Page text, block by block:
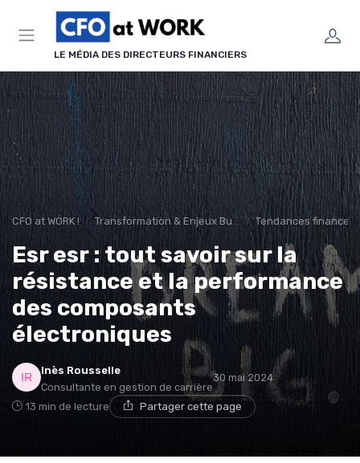
LE MÉDIA DES DIRECTEURS FINANCIERS
CFO at WORK ! Transformation & Enjeux Business Tendances finance
Esr esr : tout savoir sur la
résistance et la performance
des composants
électroniques
Inès Rousselle
Consultante en gestion de carrière
30 mai 2024
13 min de lecture Partager cette page
Panneau de gestion des cookies